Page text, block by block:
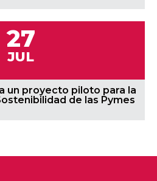
27
JUL
un proyecto piloto para la
de las Pymes